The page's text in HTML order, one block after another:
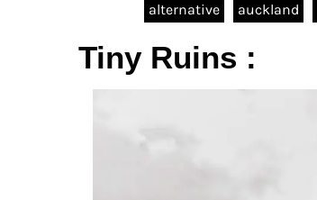
alternative auckland
Tiny Ruins :